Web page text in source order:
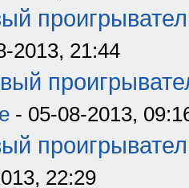
2013, 21:44
- 05-08-2013,
22:29